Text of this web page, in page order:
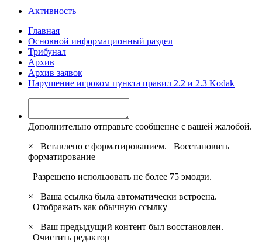
Активность
Главная
Основной информационный раздел
Трибунал
Архив
Архив заявок
Нарушение игроком пункта правил 2.2 и 2.3 Kodak
Дополнительно отправьте сообщение с вашей жалобой.
×
Вставлено с форматированием. Восстановить
форматирование
Разрешено использовать не более 75 эмодзи.
×
Ваша ссылка была автоматически встроена.
Отображать как обычную ссылку
×
Ваш предыдущий контент был восстановлен.
Очистить редактор